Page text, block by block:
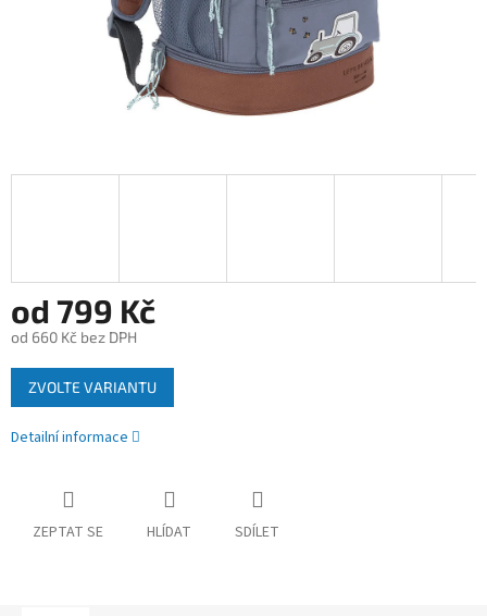
od 799 Kč
od 660 Kč bez DPH
Měrná
cena:
ZVOLTE VARIANTU
Detailní informace
ZEPTAT SE HLÍDAT SDÍLET